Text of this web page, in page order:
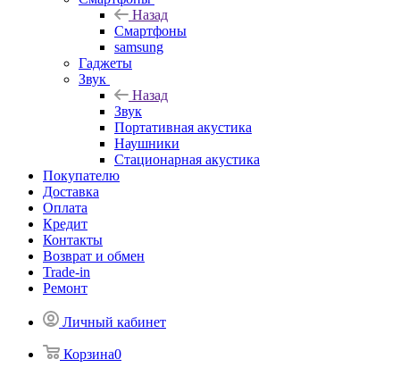
Назад
Смартфоны
samsung
Гаджеты
Звук
Назад
Звук
Портативная акустика
Наушники
Стационарная акустика
Покупателю
Доставка
Оплата
Кредит
Контакты
Возврат и обмен
Trade-in
Ремонт
Личный кабинет
Корзина0